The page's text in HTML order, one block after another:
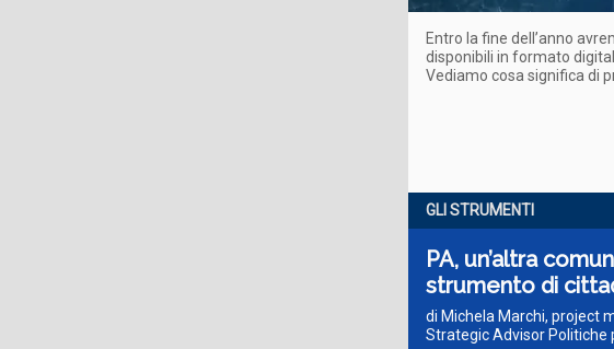
Entro la fine dell’anno
disponibili in formato
Vediamo cosa significa di
GLI STRUMENTI
PA, un’altra
strumento di
di Michela Marchi, project
Strategic Advisor Politiche